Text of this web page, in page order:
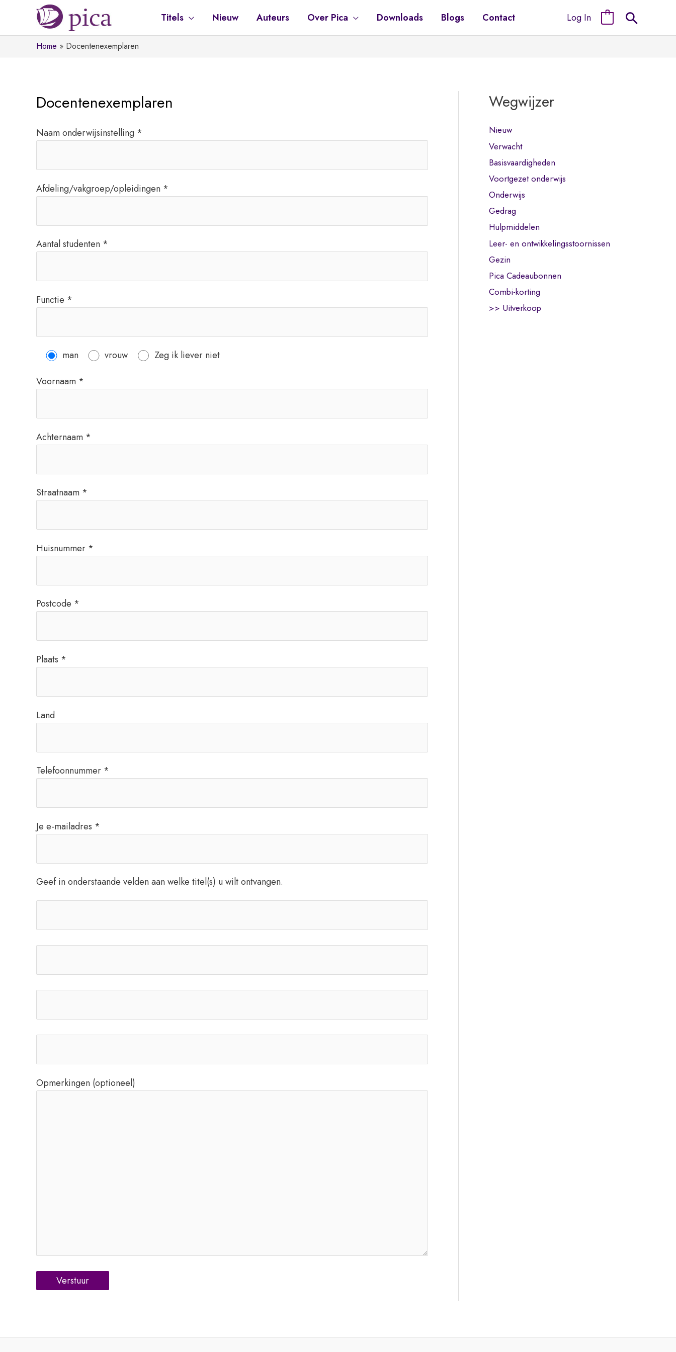
de
Titels Nieuw Auteurs Over Pica Downloads Blogs Contact Log In
Home Docentenexemplaren
Docentenexemplaren
Naam onderwijsinstelling *
Afdeling/vakgroep/opleidingen *
Aantal studenten *
Functie *
man vrouw
Zeg ik liever niet
Voornaam *
Achternaam *
Straatnaam *
Huisnummer *
Postcode *
Plaats *
Land
Telefoonnummer *
Je e-mailadres *
Geef in onderstaande velden aan welke titel(s) u wilt ontvangen.
Opmerkingen (optioneel)
Wegwijzer
Nieuw
Verwacht
Basisvaardigheden
Voortgezet onderwijs
Onderwijs
Gedrag
Hulpmiddelen
Leer- en ontwikkelingsstoornissen
Gezin
Pica Cadeaubonnen
Combi-korting
>> Uitverkoop